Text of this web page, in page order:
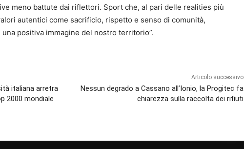
meno battute dai riflettori. Sport che, al pari delle realities più
autentici come sacrificio, rispetto e senso di comunità,
positiva immagine del nostro territorio”.
italiana arretra
2000 mondiale
Articolo successivo
Nessun degrado a Cassano all’Ionio, la Progitec fa
chiarezza sulla raccolta dei rifiuti